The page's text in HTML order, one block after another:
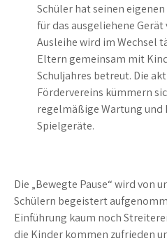
Schüler hat seinen
für das ausgeliehene
Ausleihe wird im Wechsel
Eltern gemeinsam mit
Schuljahres betreut. Die
Fördervereins kümmern
regelmäßige Wartung
Spielgeräte.
Die „Bewegte Pause“ wird von
Schülern begeistert
Einführung kaum noch
die Kinder kommen zufrieden